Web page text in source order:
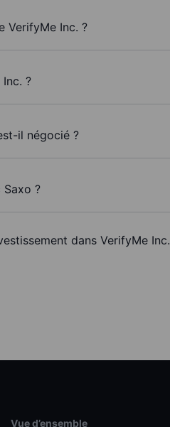
VerifyMe Inc. ?
?
il négocié ?
Saxo ?
dans VerifyMe Inc.
Vue d’ensemble